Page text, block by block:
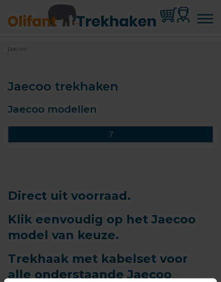
Jaecoo
Jaecoo trekhaken
Jaecoo modellen
7
Direct uit voorraad.
Klik eenvoudig op het Jaecoo
model van keuze.
Trekhaak met kabelset voor
alle onderstaande Jaecoo